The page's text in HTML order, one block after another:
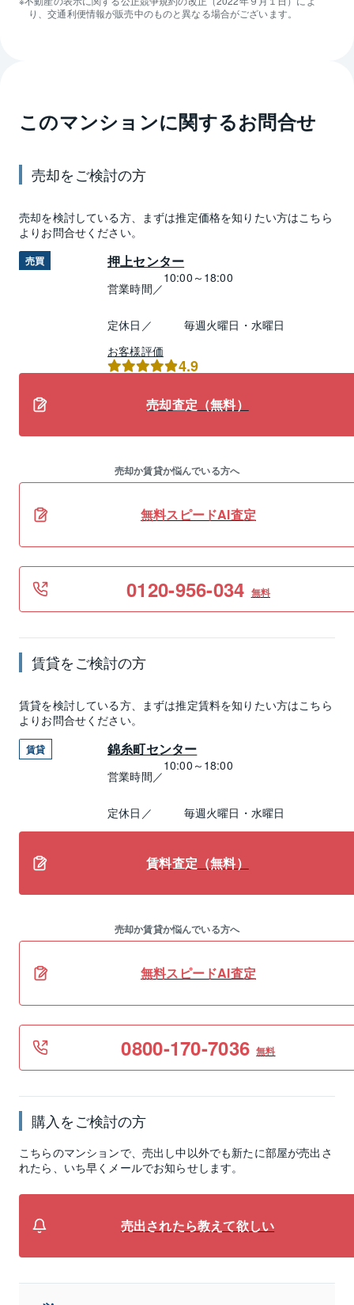
り、交通利便情報が販売中のものと異なる場合がございます。
このマンションに関するお問合せ
売却をご検討の方
売却を検討している方、まずは推定価格を知りたい方はこちら
よりお問合せください。
売買 押上センター
営業時間／
10:00～18:00
定休日／
毎週火曜日・水曜日
お客様評価
4.9
売却査定（無料）
売却か賃貸か悩んでいる方へ
無料スピードAI査定
0120-956-034 無料
賃貸をご検討の方
賃貸を検討している方、まずは推定賃料を知りたい方はこちら
よりお問合せください。
賃貸 錦糸町センター
営業時間／
10:00～18:00
定休日／ 毎週火曜日・水曜日
賃料査定（無料）
売却か賃貸か悩んでいる方へ
無料スピードAI査定
0800-170-7036 無料
購入をご検討の方
こちらのマンションで、売出し中以外でも新たに部屋が売出さ
れたら、いち早くメールでお知らせします。
売出されたら教えて欲しい